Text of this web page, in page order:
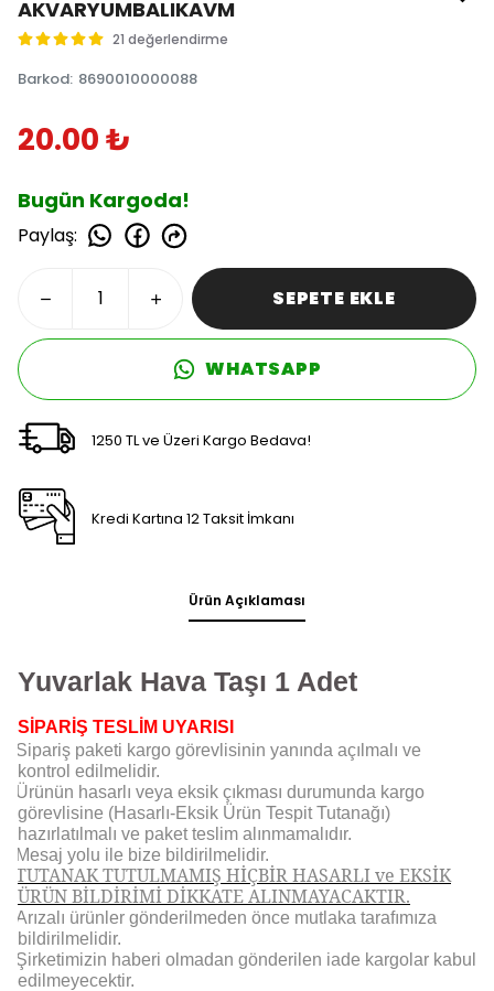
AKVARYUMBALIKAVM
21 değerlendirme
Barkod: 8690010000088
20.00 ₺
Bugün Kargoda!
Paylaş:
SEPETE EKLE
WHATSAPP
1250 TL ve Üzeri Kargo Bedava!
Kredi Kartına 12 Taksit İmkanı
Ürün Açıklaması
Yuvarlak Hava Taşı 1 Adet
SİPARİŞ TESLİM UYARISI
Sipariş paketi kargo görevlisinin yanında açılmalı ve
kontrol edilmelidir.
Ürünün hasarlı veya eksik çıkması durumunda kargo
görevlisine (Hasarlı-Eksik Ürün Tespit Tutanağı)
hazırlatılmalı ve paket teslim alınmamalıdır.
Mesaj yolu ile bize bildirilmelidir.
TUTANAK TUTULMAMIŞ HİÇBİR HASARLI ve EKSİK
ÜRÜN BİLDİRİMİ DİKKATE ALINMAYACAKTIR.
Arızalı ürünler gönderilmeden önce mutlaka tarafımıza
bildirilmelidir.
Şirketimizin haberi olmadan gönderilen iade kargolar kabul
edilmeyecektir.